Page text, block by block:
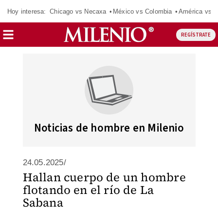
Hoy interesa: Chicago vs Necaxa México vs Colombia América vs
REGÍSTRATE
Noticias de hombre en Milenio
24.05.2025/
Hallan cuerpo de un hombre
flotando en el río de La
Sabana